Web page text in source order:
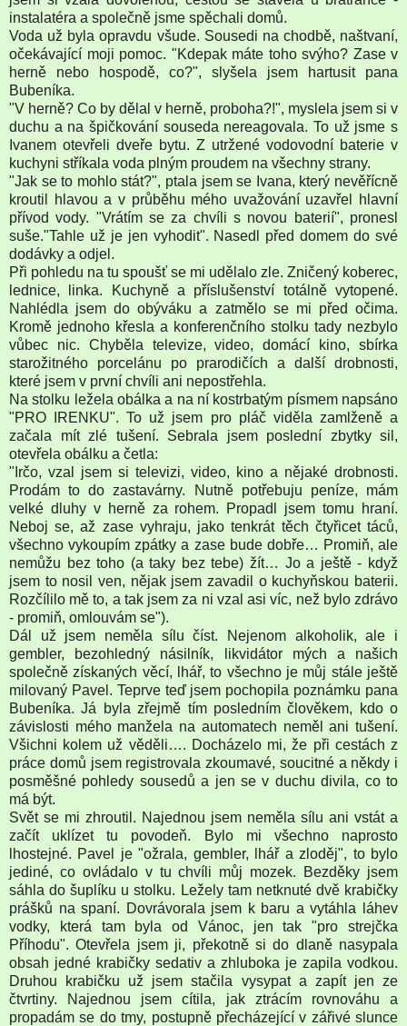
instalatéra a společně jsme spěchali domů.
Voda už byla opravdu všude. Sousedi na chodbě, naštvaní,
očekávající moji pomoc. "Kdepak máte toho svýho? Zase v
herně nebo hospodě, co?", slyšela jsem hartusit pana
Bubeníka.
"V herně? Co by dělal v herně, proboha?!", myslela jsem si v
duchu a na špičkování souseda nereagovala. To už jsme s
Ivanem otevřeli dveře bytu. Z utržené vodovodní baterie v
kuchyni stříkala voda plným proudem na všechny strany.
"Jak se to mohlo stát?", ptala jsem se Ivana, který nevěřícně
kroutil hlavou a v průběhu mého uvažování uzavřel hlavní
přívod vody. "Vrátím se za chvíli s novou baterií", pronesl
suše."Tahle už je jen vyhodit". Nasedl před domem do své
dodávky a odjel.
Při pohledu na tu spoušť se mi udělalo zle. Zničený koberec,
lednice, linka. Kuchyně a příslušenství totálně vytopené.
Nahlédla jsem do obýváku a zatmělo se mi před očima.
Kromě jednoho křesla a konferenčního stolku tady nezbylo
vůbec nic. Chyběla televize, video, domácí kino, sbírka
starožitného porcelánu po prarodičích a další drobnosti,
které jsem v první chvíli ani nepostřehla.
Na stolku ležela obálka a na ní kostrbatým písmem napsáno
"PRO IRENKU". To už jsem pro pláč viděla zamlženě a
začala mít zlé tušení. Sebrala jsem poslední zbytky sil,
otevřela obálku a četla:
"Irčo, vzal jsem si televizi, video, kino a nějaké drobnosti.
Prodám to do zastavárny. Nutně potřebuju peníze, mám
velké dluhy v herně za rohem. Propadl jsem tomu hraní.
Neboj se, až zase vyhraju, jako tenkrát těch čtyřicet táců,
všechno vykoupím zpátky a zase bude dobře… Promiň, ale
nemůžu bez toho (a taky bez tebe) žít… Jo a ještě - když
jsem to nosil ven, nějak jsem zavadil o kuchyňskou baterii.
Rozčílilo mě to, a tak jsem za ni vzal asi víc, než bylo zdrávo
- promiň, omlouvám se").
Dál už jsem neměla sílu číst. Nejenom alkoholik, ale i
gembler, bezohledný násilník, likvidátor mých a našich
společně získaných věcí, lhář, to všechno je můj stále ještě
milovaný Pavel. Teprve teď jsem pochopila poznámku pana
Bubeníka. Já byla zřejmě tím posledním člověkem, kdo o
závislosti mého manžela na automatech neměl ani tušení.
Všichni kolem už věděli…. Docházelo mi, že při cestách z
práce domů jsem registrovala zkoumavé, soucitné a někdy i
posměšné pohledy sousedů a jen se v duchu divila, co to
má být.
Svět se mi zhroutil. Najednou jsem neměla sílu ani vstát a
začít uklízet tu povodeň. Bylo mi všechno naprosto
lhostejné. Pavel je "ožrala, gembler, lhář a zloděj", to bylo
jediné, co ovládalo v tu chvíli můj mozek. Bezděky jsem
sáhla do šuplíku u stolku. Ležely tam netknuté dvě krabičky
prášků na spaní. Dovrávorala jsem k baru a vytáhla láhev
vodky, která tam byla od Vánoc, jen tak "pro strejčka
Příhodu". Otevřela jsem ji, překotně si do dlaně nasypala
obsah jedné krabičky sedativ a zhluboka je zapila vodkou.
Druhou krabičku už jsem stačila vysypat a zapít jen ze
čtvrtiny. Najednou jsem cítila, jak ztrácím rovnováhu a
propadám se do tmy, postupně přecházející v zářivé slunce